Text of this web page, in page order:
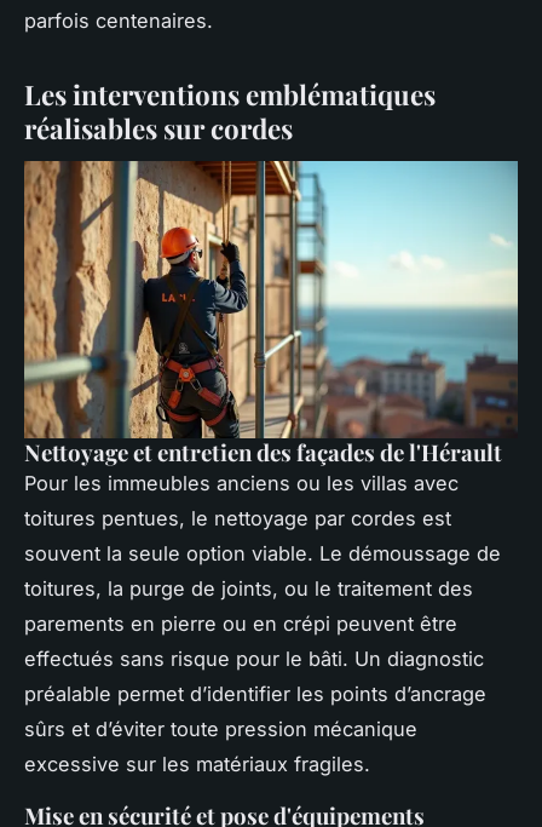
parfois centenaires.
Les interventions emblématiques
réalisables sur cordes
Nettoyage et entretien des façades de l'Hérault
Pour les immeubles anciens ou les villas avec
toitures pentues, le nettoyage par cordes est
souvent la seule option viable. Le démoussage de
toitures, la purge de joints, ou le traitement des
parements en pierre ou en crépi peuvent être
effectués sans risque pour le bâti. Un diagnostic
préalable permet d’identifier les points d’ancrage
sûrs et d’éviter toute pression mécanique
excessive sur les matériaux fragiles.
Mise en sécurité et pose d'équipements